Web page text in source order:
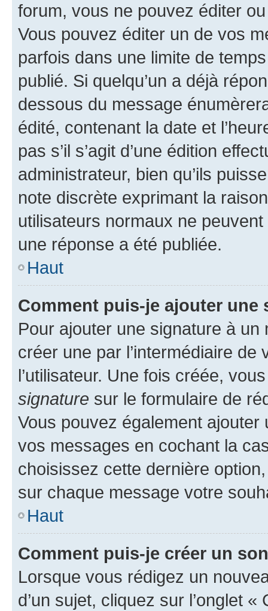
forum, vous ne pouvez éditer
Vous pouvez éditer un de vos
parfois dans une limite de
publié. Si quelqu’un a déjà
dessous du message
édité, contenant la date et
pas s’il s’agit d’une édition
administrateur, bien qu’ils
note discrète exprimant la
utilisateurs normaux ne
une réponse a été publiée.
Haut
Comment puis-je ajouter une
Pour ajouter une signature à un
créer une par l’intermédiaire
l’utilisateur. Une fois créée,
signature sur le formulaire de
Vous pouvez également
vos messages en cochant la
choisissez cette dernière
sur chaque message votre
Haut
Comment puis-je créer un
Lorsque vous rédigez un
d’un sujet, cliquez sur l’onglet